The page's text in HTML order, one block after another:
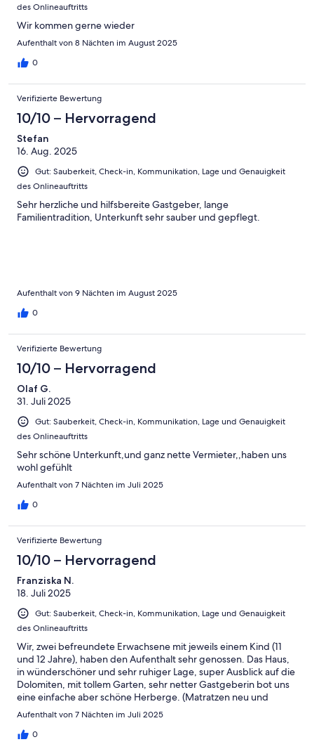
des Onlineauftritts
Wir kommen gerne wieder
Aufenthalt von 8 Nächten im August 2025
0
Verifizierte Bewertung
10/10 – Hervorragend
Stefan
16. Aug. 2025
Gut: Sauberkeit, Check-in, Kommunikation, Lage und Genauigkeit
des Onlineauftritts
Sehr herzliche und hilfsbereite Gastgeber, lange
Familientradition, Unterkunft sehr sauber und gepflegt.
Aufenthalt von 9 Nächten im August 2025
0
Verifizierte Bewertung
10/10 – Hervorragend
Olaf G.
31. Juli 2025
Gut: Sauberkeit, Check-in, Kommunikation, Lage und Genauigkeit
des Onlineauftritts
Sehr schöne Unterkunft,und ganz nette Vermieter,,haben uns
wohl gefühlt
Aufenthalt von 7 Nächten im Juli 2025
0
Verifizierte Bewertung
10/10 – Hervorragend
Franziska N.
18. Juli 2025
Gut: Sauberkeit, Check-in, Kommunikation, Lage und Genauigkeit
des Onlineauftritts
Wir, zwei befreundete Erwachsene mit jeweils einem Kind (11
und 12 Jahre), haben den Aufenthalt sehr genossen. Das Haus,
in wünderschöner und sehr ruhiger Lage, super Ausblick auf die
Dolomiten, mit tollem Garten, sehr netter Gastgeberin bot uns
eine einfache aber schöne Herberge. (Matratzen neu und
genau richtig!) Vielen Dank!
Aufenthalt von 7 Nächten im Juli 2025
0